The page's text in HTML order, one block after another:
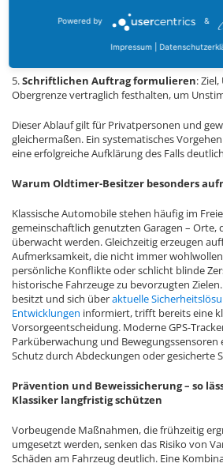
: Seriöse
Erstberatung zu Erfolgsaussichten und
5.Schriftlichen Auftrag formulieren:
Obergrenze vertraglich festhalten, um
Dieser Ablauf gilt für Privatpersonen und
gleichermaßen. Ein systematisches
eine erfolgreiche Aufklärung des Falls
Warum Oldtimer-Besitzer besonders
Klassische Automobile stehen häufig im
gemeinschaftlich genutzten Garagen – Orte,
überwacht werden. Gleichzeitig erzeugen
Aufmerksamkeit, die nicht immer
persönliche Konflikte oder schlicht blinde
historische Fahrzeuge zu bevorzugten
besitzt und sich überaktuelle
Entwicklungen informiert, trifft bereits eine
Vorsorgeentscheidung. Moderne GPS-
Parküberwachung und Bewegungssensoren
Schutz durch Abdeckungen oder gesicherte
Prävention und Beweissicherung – so
Klassiker langfristig schützen
Vorbeugende Maßnahmen, die frühzeitig
umgesetzt werden, senken das Risiko von
Schäden am Fahrzeug deutlich. Eine
Powered by &
Impressum